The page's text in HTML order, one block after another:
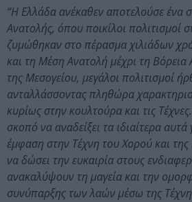
“Η Ελλάδα ανέκαθεν αποτελούσε ένα
Ανατολής, όπου ποικίλοι πολιτισμοί
ζυμώθηκαν στο πέρασμα χιλιάδων
και τη Μέση Ανατολή μέχρι τη Βόρεια
της Μεσογείου, μεγάλοι πολιτισμοί
ανταλλάσσοντας πληθώρα
κυρίως στην κουλτούρα και τις
σκοπό να αναδείξει τα ιδιαίτερα
έμφαση στην Τέχνη του Χορού και
να δώσει την ευκαιρία στους
ανακαλύψουν τη μαγεία και την
συνύπαρξης των λαών μέσω της